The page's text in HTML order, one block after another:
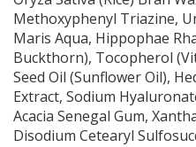
Methoxyphenyl Triazine,
Maris Aqua, Hippophae
Buckthorn), Tocopherol
Seed Oil (Sunflower Oil),
Extract, Sodium
Acacia Senegal Gum,
Disodium Cetearyl